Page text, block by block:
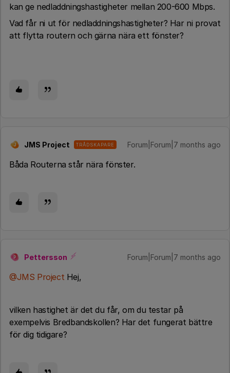
kan ge nedladdningshastigheter mellan 200-600 Mbps.
Vad får ni ut för nedladdningshastigheter? Har ni provat
att flytta routern och gärna nära ett fönster?
J JMS Project TRÅDSKAPARE Forum|Forum|7 months ago
Båda Routerna står nära fönster.
P Pettersson Forum|Forum|7 months ago
@JMS Project Hej,
vilken hastighet är det du får, om du testar på
exempelvis Bredbandskollen? Har det fungerat bättre
för dig tidigare?